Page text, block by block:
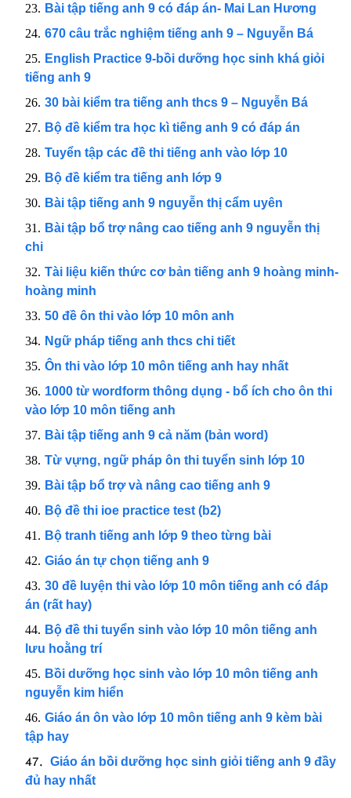
Bài tập tiếng anh 9 có đáp án- Mai Lan Hương
670 câu trắc nghiệm tiếng anh 9 – Nguyễn Bá
English Practice 9-bồi dưỡng học sinh khá giỏi
tiếng anh 9
30 bài kiểm tra tiếng anh thcs 9 – Nguyễn Bá
Bộ đề kiểm tra học kì tiếng anh 9 có đáp án
Tuyển tập các đề thi tiếng anh vào lớp 10
Bộ đề kiểm tra tiếng anh lớp 9
Bài tập tiếng anh 9 nguyễn thị cẩm uyên
Bài tập bổ trợ nâng cao tiếng anh 9 nguyễn thị
chi
Tài liệu kiến thức cơ bản tiếng anh 9 hoàng minh-
hoàng minh
50 đề ôn thi vào lớp 10 môn anh
Ngữ pháp tiếng anh thcs chi tiết
Ôn thi vào lớp 10 môn tiếng anh hay nhất
1000 từ wordform thông dụng - bổ ích cho ôn thi
vào lớp 10 môn tiếng anh
Bài tập tiếng anh 9 cả năm (bản word)
Từ vựng, ngữ pháp ôn thi tuyển sinh lớp 10
Bài tập bổ trợ và nâng cao tiếng anh 9
Bộ đề thi ioe practice test (b2)
Bộ tranh tiếng anh lớp 9 theo từng bài
Giáo án tự chọn tiếng anh 9
30 đề luyện thi vào lớp 10 môn tiếng anh có đáp
án (rất hay)
Bộ đề thi tuyển sinh vào lớp 10 môn tiếng anh
lưu hoằng trí
Bồi dưỡng học sinh vào lớp 10 môn tiếng anh
nguyễn kim hiển
Giáo án ôn vào lớp 10 môn tiếng anh 9 kèm bài
tập hay
Giáo án bồi dưỡng học sinh giỏi tiếng anh 9 đầy
đủ hay nhất